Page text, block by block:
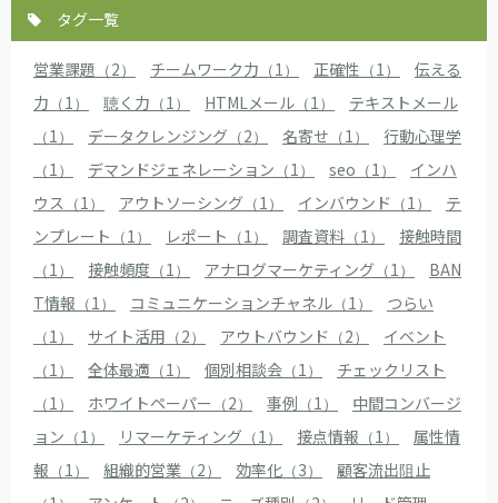
タグ一覧
営業課題（2） チームワーク力（1） 正確性（1）
伝える
力（1）
聴く力（1） HTMLメール（1）
テキストメール
（1）
データクレンジング（2） 名寄せ（1）
行動心理学
（1）
デマンドジェネレーション（1） seo（1）
インハ
ウス（1）
アウトソーシング（1） インバウンド（1）
テ
ンプレート（1）
レポート（1） 調査資料（1）
接触時間
（1）
接触頻度（1） アナログマーケティング（1）
BAN
T情報（1）
コミュニケーションチャネル（1）
つらい
（1）
サイト活用（2） アウトバウンド（2）
イベント
（1）
全体最適（1） 個別相談会（1）
チェックリスト
（1）
ホワイトペーパー（2） 事例（1）
中間コンバージ
ョン（1）
リマーケティング（1） 接点情報（1）
属性情
報（1）
組織的営業（2） 効率化（3）
顧客流出阻止